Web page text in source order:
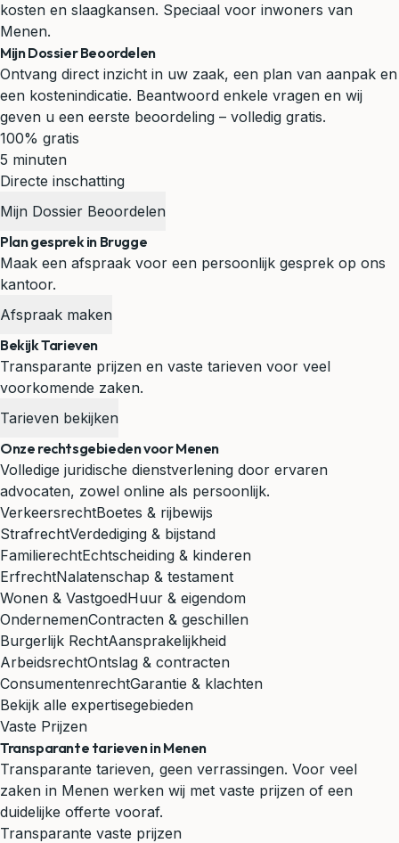
kosten en slaagkansen. Speciaal voor inwoners van
Menen.
Mijn Dossier Beoordelen
Ontvang direct inzicht in uw zaak, een plan van aanpak en
een kostenindicatie. Beantwoord enkele vragen en wij
geven u een eerste beoordeling – volledig gratis.
100% gratis
5 minuten
Directe inschatting
Mijn Dossier Beoordelen
Plan gesprek in Brugge
Maak een afspraak voor een persoonlijk gesprek op ons
kantoor.
Afspraak maken
Bekijk Tarieven
Transparante prijzen en vaste tarieven voor veel
voorkomende zaken.
Tarieven bekijken
Onze rechtsgebieden voor Menen
Volledige juridische dienstverlening door ervaren
advocaten, zowel online als persoonlijk.
VerkeersrechtBoetes & rijbewijs
StrafrechtVerdediging & bijstand
FamilierechtEchtscheiding & kinderen
ErfrechtNalatenschap & testament
Wonen & VastgoedHuur & eigendom
OndernemenContracten & geschillen
Burgerlijk RechtAansprakelijkheid
ArbeidsrechtOntslag & contracten
ConsumentenrechtGarantie & klachten
Bekijk alle expertisegebieden
Vaste Prijzen
Transparante tarieven in Menen
Transparante tarieven, geen verrassingen. Voor veel
zaken in Menen werken wij met vaste prijzen of een
duidelijke offerte vooraf.
Transparante vaste prijzen